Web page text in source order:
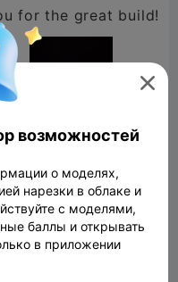
for the great build!

возможностей
о моделях,
нарезки в облаке и
с моделями,
баллы и открывать
в приложении